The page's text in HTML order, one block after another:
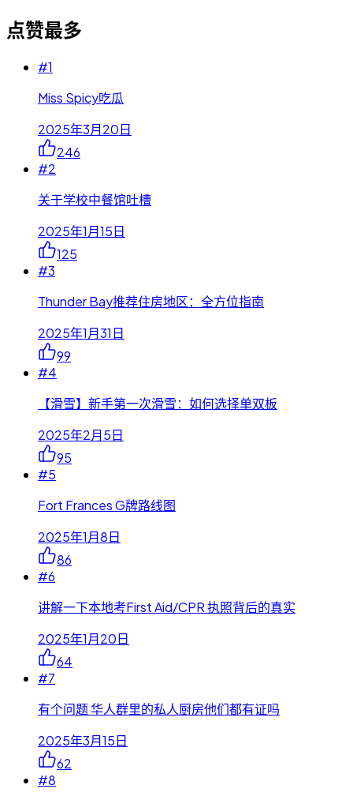
点赞最多
#1
Miss Spicy吃瓜
2025年3月20日
246
#2
关于学校中餐馆吐槽
2025年1月15日
125
#3
Thunder Bay推荐住房地区：全方位指南
2025年1月31日
99
#4
【滑雪】新手第一次滑雪：如何选择单双板
2025年2月5日
95
#5
Fort Frances G牌路线图
2025年1月8日
86
#6
讲解一下本地考First Aid/CPR 执照背后的真实
2025年1月20日
64
#7
有个问题 华人群里的私人厨房他们都有证吗
2025年3月15日
62
#8